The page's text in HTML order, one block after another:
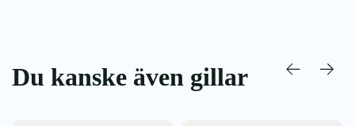
Du kanske även gillar